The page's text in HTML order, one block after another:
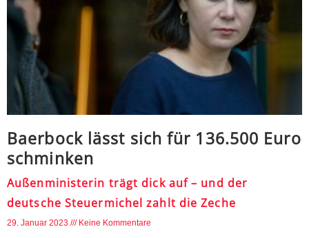
Baerbock lässt sich für 136.500 Euro
schminken
Außenministerin trägt dick auf – und der
deutsche Steuermichel zahlt die Zeche
29. Januar 2023 Keine Kommentare